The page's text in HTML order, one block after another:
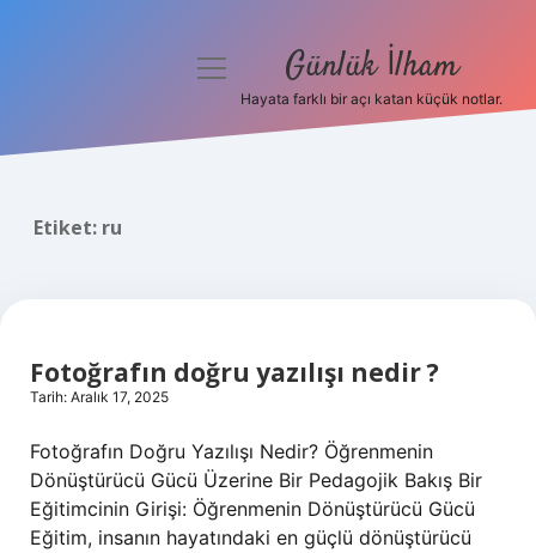
menüyü
Günlük İlham
Hayata farklı bir açı katan küçük notlar.
Etiket: ru
Fotoğrafın doğru yazılışı nedir ?
Tarih: Aralık 17, 2025
Fotoğrafın Doğru Yazılışı Nedir? Öğrenmenin
Dönüştürücü Gücü Üzerine Bir Pedagojik Bakış Bir
Eğitimcinin Girişi: Öğrenmenin Dönüştürücü Gücü
Eğitim, insanın hayatındaki en güçlü dönüştürücü